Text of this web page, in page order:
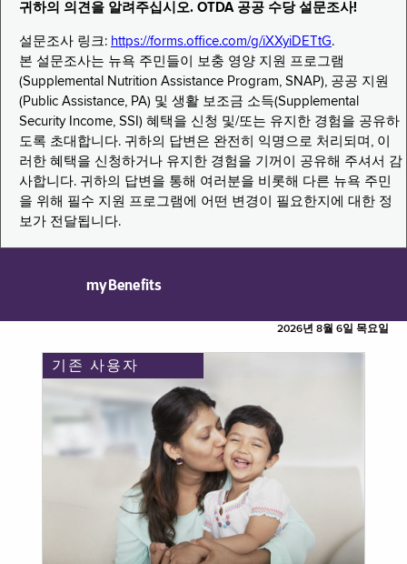
귀하의 의견을 알려주십시오. OTDA 공공 수당 설문조사!
설문조사 링크: https://forms.office.com/g/iXXyiDETtG.
본 설문조사는 뉴욕 주민들이 보충 영양 지원 프로그램
(Supplemental Nutrition Assistance Program, SNAP), 공공 지원
(Public Assistance, PA) 및 생활 보조금 소득(Supplemental
Security Income, SSI) 혜택을 신청 및/또는 유지한 경험을 공유하
도록 초대합니다. 귀하의 답변은 완전히 익명으로 처리되며, 이
러한 혜택을 신청하거나 유지한 경험을 기꺼이 공유해 주셔서 감
사합니다. 귀하의 답변을 통해 여러분을 비롯해 다른 뉴욕 주민
을 위해 필수 지원 프로그램에 어떤 변경이 필요한지에 대한 정
보가 전달됩니다.
myBenefits
2026년 8월 6일 목요일
기존 사용자